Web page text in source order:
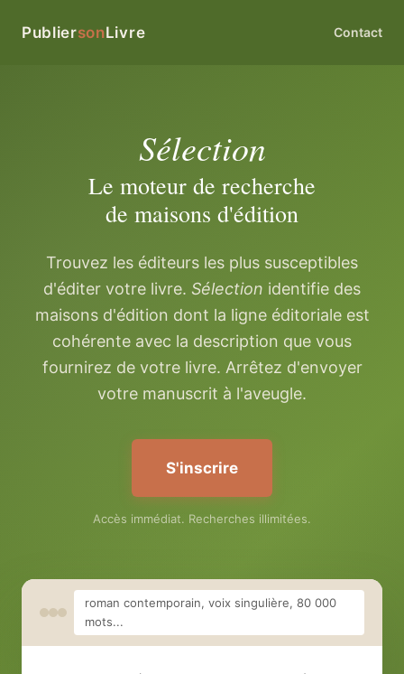
PubliersonLivre Contact
Sélection
Le moteur de recherche
de maisons d'édition
Trouvez les éditeurs les plus susceptibles
d'éditer votre livre. Sélection identifie des
maisons d'édition dont la ligne éditoriale est
cohérente avec la description que vous
fournirez de votre livre. Arrêtez d'envoyer
votre manuscrit à l'aveugle.
S'inscrire
Accès immédiat. Recherches illimitées.
roman contemporain, voix singulière, 80 000
mots...